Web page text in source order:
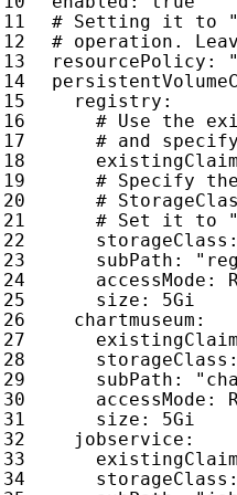
# Setting it to
# operation.
resourcePolicy :
registry :
# Use the
# and
existingClaim
# Specify
#
# Set it to
storageClass :
subPath :
accessMode :
size :
5Gi
chartmuseum :
existingClaim
storageClass :
subPath :
accessMode :
size :
5Gi
jobservice :
existingClaim
storageClass :